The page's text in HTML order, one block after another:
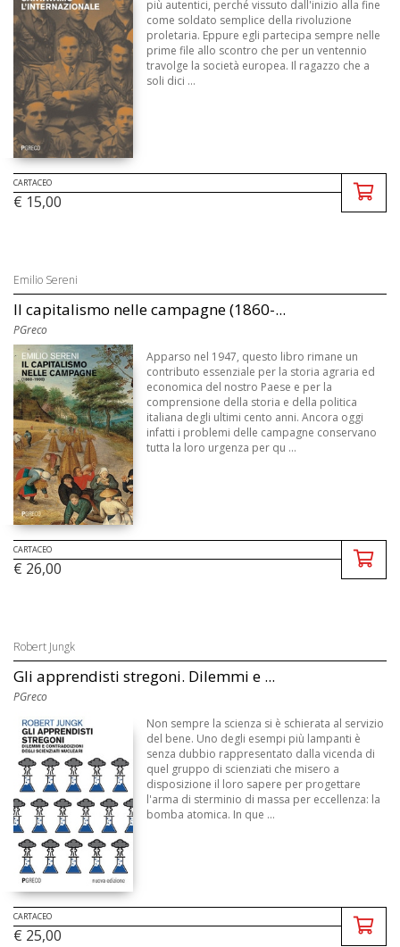
più autentici, perché vissuto dall'inizio alla fine
come soldato semplice della rivoluzione
proletaria. Eppure egli partecipa sempre nelle
prime file allo scontro che per un ventennio
travolge la società europea. Il ragazzo che a
soli dici ...
CARTACEO
€ 15,00
Emilio Sereni
Il capitalismo nelle campagne (1860-...
PGreco
Apparso nel 1947, questo libro rimane un
contributo essenziale per la storia agraria ed
economica del nostro Paese e per la
comprensione della storia e della politica
italiana degli ultimi cento anni. Ancora oggi
infatti i problemi delle campagne conservano
tutta la loro urgenza per qu ...
CARTACEO
€ 26,00
Robert Jungk
Gli apprendisti stregoni. Dilemmi e ...
PGreco
Non sempre la scienza si è schierata al servizio
del bene. Uno degli esempi più lampanti è
senza dubbio rappresentato dalla vicenda di
quel gruppo di scienziati che misero a
disposizione il loro sapere per progettare
l'arma di sterminio di massa per eccellenza: la
bomba atomica. In que ...
CARTACEO
€ 25,00